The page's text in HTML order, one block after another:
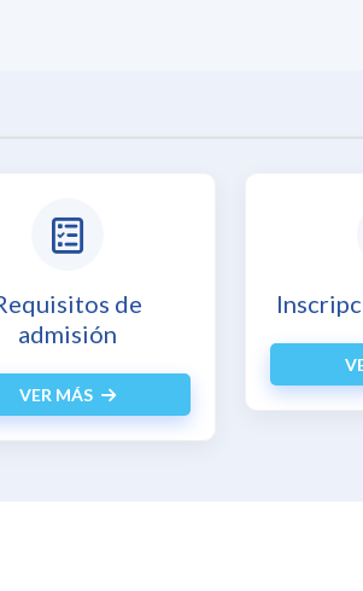
de
admisión
VER MÁS